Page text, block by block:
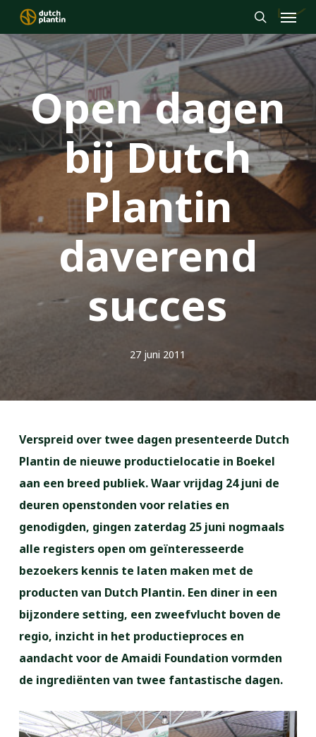
Skip
to
main
content
search
Menu
Open dagen
bij Dutch
Plantin
daverend
succes
27 juni 2011
Verspreid over twee dagen presenteerde Dutch
Plantin de nieuwe productielocatie in Boekel
aan een breed publiek. Waar vrijdag 24 juni de
deuren openstonden voor relaties en
genodigden, gingen zaterdag 25 juni nogmaals
alle registers open om geïnteresseerde
bezoekers kennis te laten maken met de
producten van Dutch Plantin. Een diner in een
bijzondere setting, een zweefvlucht boven de
regio, inzicht in het productieproces en
aandacht voor de Amaidi Foundation vormden
de ingrediënten van twee fantastische dagen.